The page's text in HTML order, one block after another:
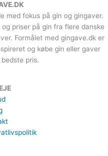
med fokus på gin og gingaver.
priser på gin fra flere danske
Formålet med gingave.dk er
og købe gin eller gaver
pris.